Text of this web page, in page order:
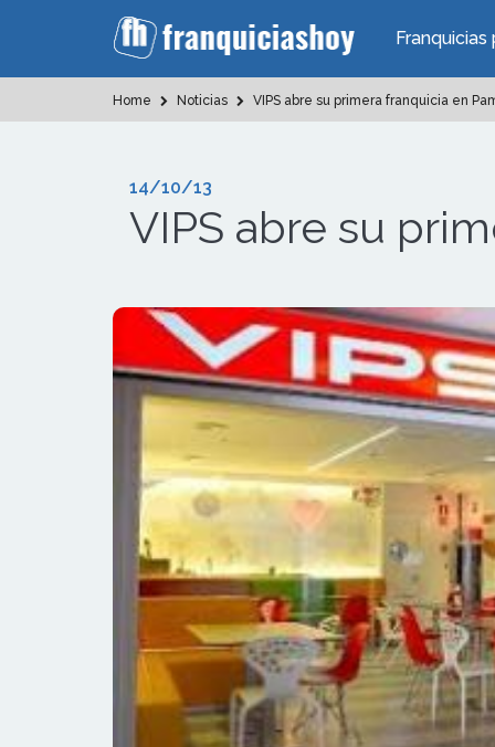
Home Noticias VIPS abre su primera franquicia en
14/10/13
VIPS abre su